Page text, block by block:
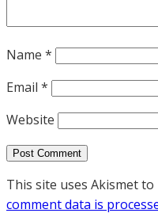
Name *
Email *
Website
This site uses Akismet to
comment data is